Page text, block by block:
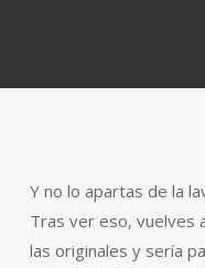
Y no lo apartas de la
Tras ver eso, vuelves
las originales y sería